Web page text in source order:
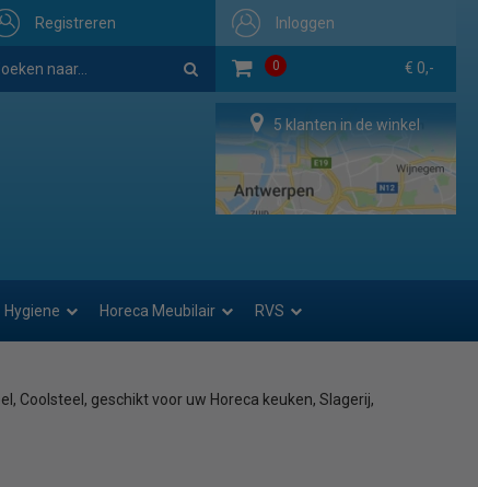
Inloggen
0 € 0,-
Registreren
5 klanten in de winkel
Hygiene Horeca Meubilair RVS
Coolsteel, geschikt voor uw Horeca keuken, Slagerij,